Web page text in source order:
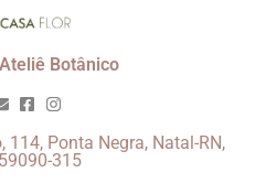
Botânico
114, Ponta Negra, Natal-RN,
315